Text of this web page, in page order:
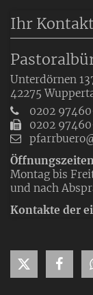
Ihr
Unterdörnen
42275
0202
0202
Montag bis
und nach
Kontakte der